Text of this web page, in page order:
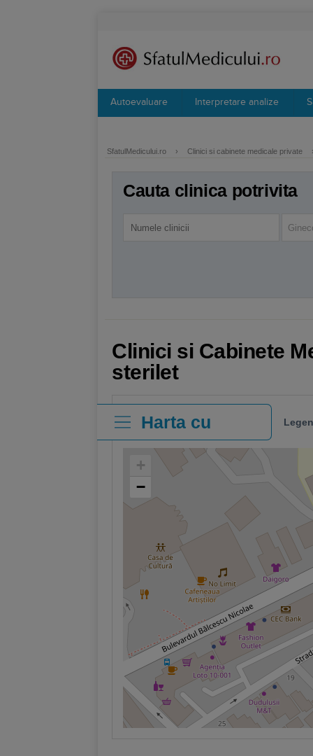
Autoevaluare Interpretare analize
SfatulMedicului.ro › Clinici si cabinete medicale private
Cauta clinica potrivita
Clinici si Cabinete
sterilet
Harta cu
clinici
+
−